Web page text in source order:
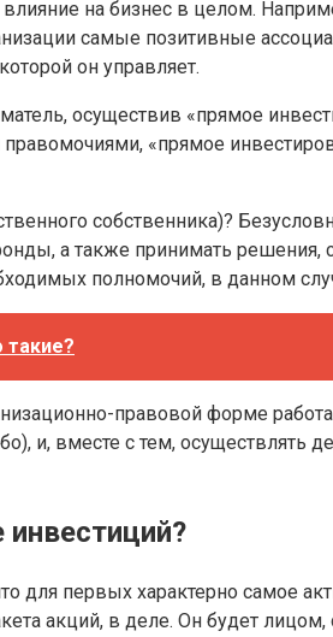
на бизнес в целом.
самые позитивные
он управляет.
осуществив «прямое
«прямое
собственника)?
а также принимать решения,
полномочий, в данном
такие?
правовой форме
и, вместе с тем, осуществлять
для первых характерно самое
акций, в деле. Он будет